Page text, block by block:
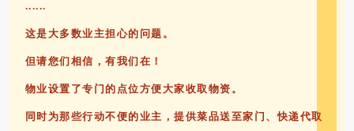
......
这是大多数业主担心的问题。
但请您们相信，有我们在！
物业设置了专门的点位方便大家收取物资。
同时为那些行动不便的业主，提供菜品送至家门、快递代取